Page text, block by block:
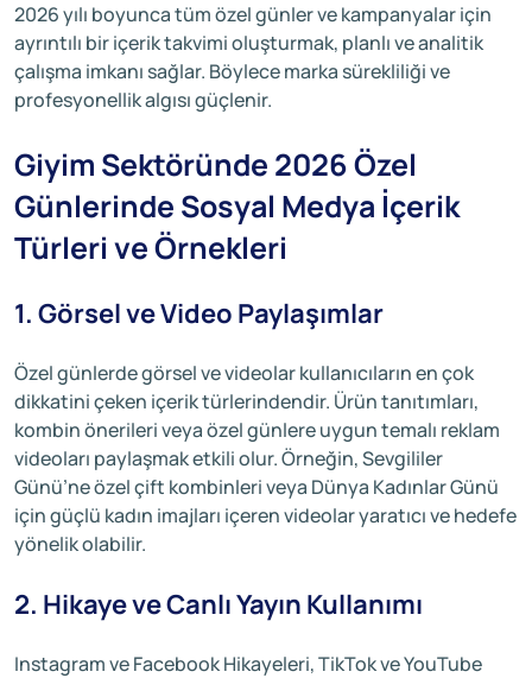
2026 yılı boyunca tüm özel günler ve kampanyalar için
ayrıntılı bir içerik takvimi oluşturmak, planlı ve analitik
çalışma imkanı sağlar. Böylece marka sürekliliği ve
profesyonellik algısı güçlenir.
Giyim Sektöründe 2026 Özel
Günlerinde Sosyal Medya İçerik
Türleri ve Örnekleri
1. Görsel ve Video Paylaşımlar
Özel günlerde görsel ve videolar kullanıcıların en çok
dikkatini çeken içerik türlerindendir. Ürün tanıtımları,
kombin önerileri veya özel günlere uygun temalı reklam
videoları paylaşmak etkili olur. Örneğin, Sevgililer
Günü’ne özel çift kombinleri veya Dünya Kadınlar Günü
için güçlü kadın imajları içeren videolar yaratıcı ve hedefe
yönelik olabilir.
2. Hikaye ve Canlı Yayın Kullanımı
Instagram ve Facebook Hikayeleri, TikTok ve YouTube